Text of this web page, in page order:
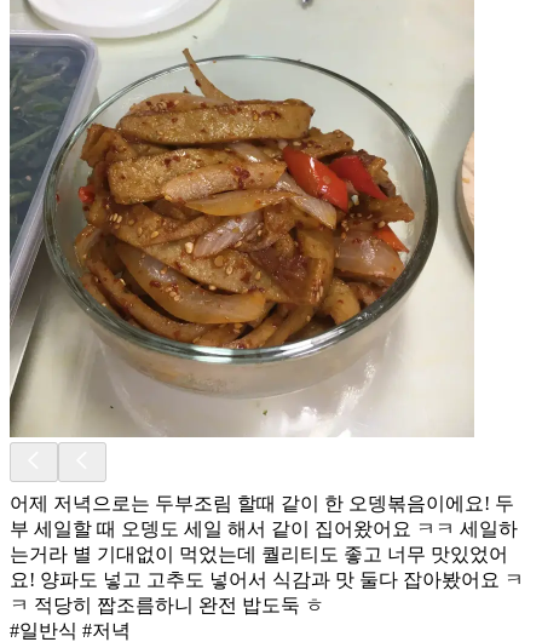
어제 저녁으로는 두부조림 할때 같이 한 오뎅볶음이에요! 두
부 세일할 때 오뎅도 세일 해서 같이 집어왔어요 ㅋㅋ 세일하
는거라 별 기대없이 먹었는데 퀄리티도 좋고 너무 맛있었어
요! 양파도 넣고 고추도 넣어서 식감과 맛 둘다 잡아봤어요 ㅋ
ㅋ 적당히 짭조름하니 완전 밥도둑 ㅎ
#일반식 #저녁